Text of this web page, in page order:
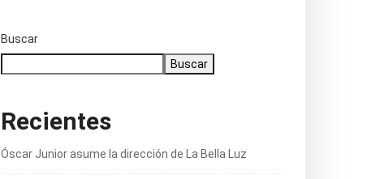
Buscar
Buscar
Recientes
Óscar Junior asume la dirección de La Bella Luz